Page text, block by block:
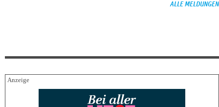
ALLE MELDUNGEN